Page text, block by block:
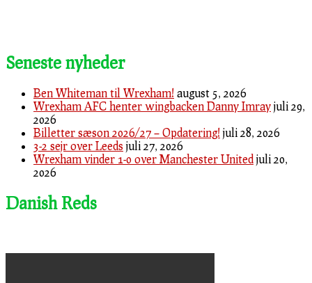
Seneste nyheder
Ben Whiteman til Wrexham! august 5, 2026
Wrexham AFC henter wingbacken Danny Imray juli 29,
2026
Billetter sæson 2026/27 – Opdatering! juli 28, 2026
3-2 sejr over Leeds juli 27, 2026
Wrexham vinder 1-0 over Manchester United juli 20,
2026
Danish Reds